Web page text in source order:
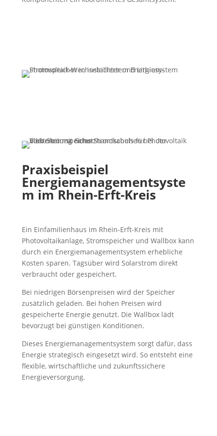
Praxisbeispiel
Energiemanagementsyste
m im Rhein-Erft-Kreis
Ein Einfamilienhaus im Rhein-Erft-Kreis mit
Photovoltaikanlage, Stromspeicher und Wallbox kann
durch ein Energiemanagementsystem erhebliche
Kosten sparen. Tagsüber wird Solarstrom direkt
verbraucht oder gespeichert.
Bei niedrigen Börsenpreisen wird der Speicher
zusätzlich geladen. Bei hohen Preisen wird
gespeicherte Energie genutzt. Die Wallbox lädt
bevorzugt bei günstigen Konditionen.
Dieses Energiemanagementsystem sorgt dafür, dass
Energie strategisch eingesetzt wird. So entsteht eine
flexible, wirtschaftliche und zukunftssichere
Energieversorgung.